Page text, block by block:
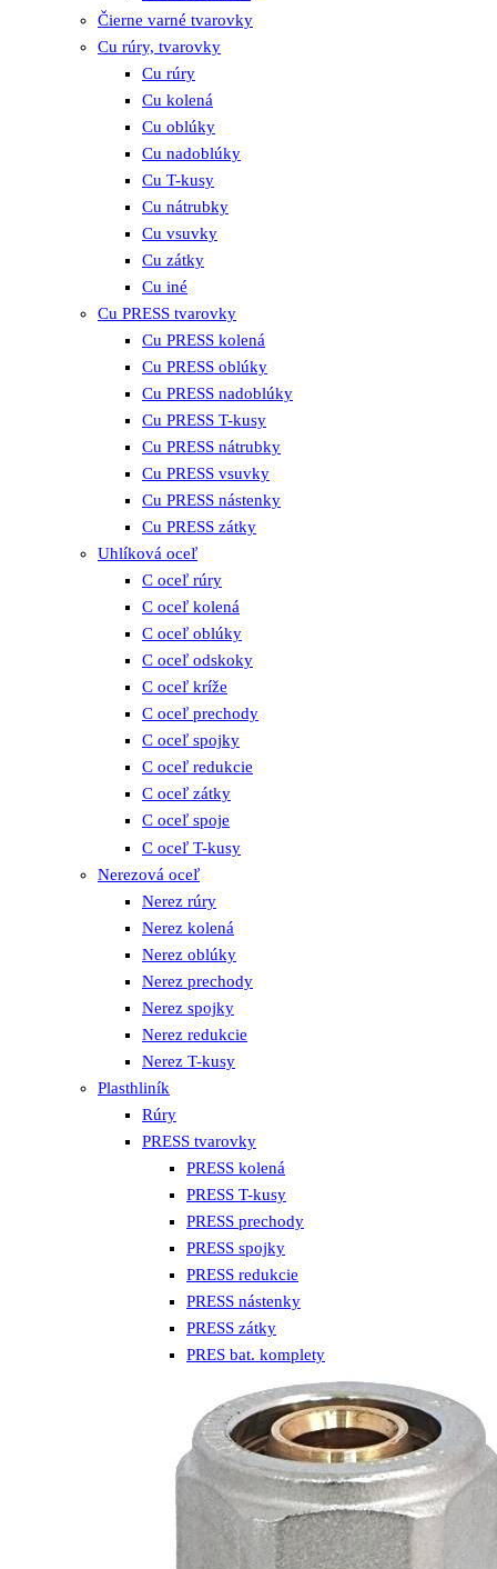
Čierne varné tvarovky
Cu rúry, tvarovky
Cu rúry
Cu kolená
Cu oblúky
Cu nadoblúky
Cu T-kusy
Cu nátrubky
Cu vsuvky
Cu zátky
Cu iné
Cu PRESS tvarovky
Cu PRESS kolená
Cu PRESS oblúky
Cu PRESS nadoblúky
Cu PRESS T-kusy
Cu PRESS nátrubky
Cu PRESS vsuvky
Cu PRESS nástenky
Cu PRESS zátky
Uhlíková oceľ
C oceľ rúry
C oceľ kolená
C oceľ oblúky
C oceľ odskoky
C oceľ kríže
C oceľ prechody
C oceľ spojky
C oceľ redukcie
C oceľ zátky
C oceľ spoje
C oceľ T-kusy
Nerezová oceľ
Nerez rúry
Nerez kolená
Nerez oblúky
Nerez prechody
Nerez spojky
Nerez redukcie
Nerez T-kusy
Plasthliník
Rúry
PRESS tvarovky
PRESS kolená
PRESS T-kusy
PRESS prechody
PRESS spojky
PRESS redukcie
PRESS nástenky
PRESS zátky
PRES bat. komplety